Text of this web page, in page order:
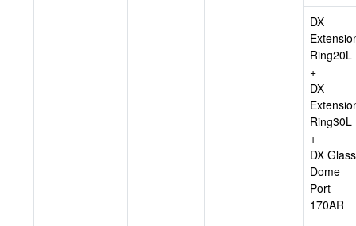
DX
Ring20L
+
DX
Ring30L
+
DX Glass
Dome
Port
170AR